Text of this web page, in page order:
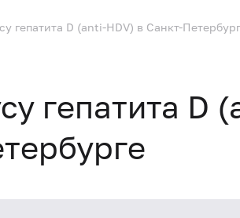
гепатита D (anti-HDV) в Санкт-
гепатита D